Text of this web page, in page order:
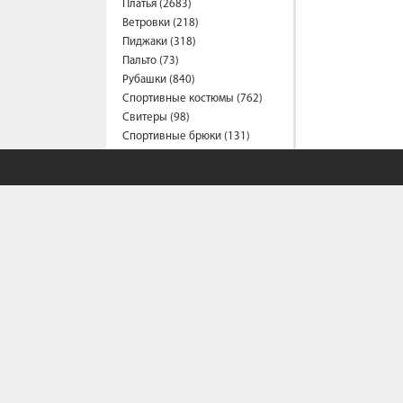
Платья (2683)
Ветровки (218)
Пиджаки (318)
Пальто (73)
Рубашки (840)
Спортивные костюмы (762)
Свитеры (98)
Спортивные брюки (131)